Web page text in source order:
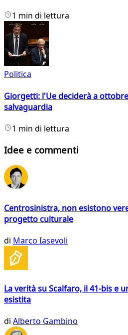
1 min di lettura
Politica
Giorgetti: l'Ue deciderà a
salvaguardia
1 min di lettura
Idee e commenti
Centrosinistra, non esistono
progetto culturale
di Marco Iasevoli
La verità su Scalfaro, il 41-bis e
esistita
di Alberto Gambino